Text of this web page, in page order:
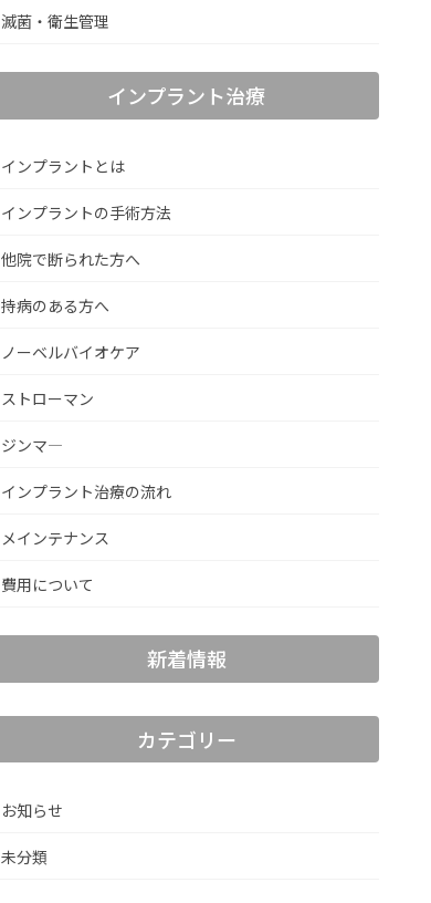
滅菌・衛生管理
インプラント治療
インプラントとは
インプラントの手術方法
他院で断られた方へ
持病のある方へ
ノーベルバイオケア
ストローマン
ジンマ―
インプラント治療の流れ
メインテナンス
費用について
新着情報
カテゴリー
お知らせ
未分類